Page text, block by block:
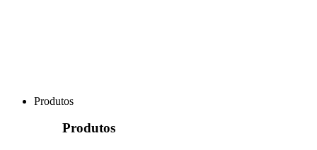
Produtos
Produtos